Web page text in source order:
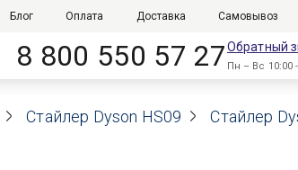
Блог Оплата Доставка Самовывоз
8 800 550 57 27Обратный
Пн – Вс 10:00
Стайлер Dyson HS09 Стайлер